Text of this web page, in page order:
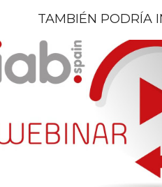
TAMBIÉN PODRÍA